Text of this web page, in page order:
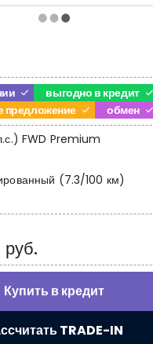
выгодно в кредит
предложение
обмен
FWD Premium
(7.3/100 км)
Купить в кредит
TRADE-IN